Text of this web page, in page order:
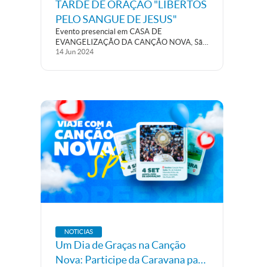
TARDE DE ORAÇÃO "LIBERTOS
PELO SANGUE DE JESUS"
Evento presencial em CASA DE
EVANGELIZAÇÃO DA CANÇÃO NOVA, São
Paulo – SP Venha fortalecer a sua fé e buscar
14 Jun 2024
NOTICIAS
Um Dia de Graças na Canção
Nova: Participe da Caravana para